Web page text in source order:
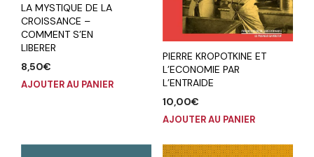
LA MYSTIQUE DE LA
CROISSANCE –
COMMENT S’EN
LIBERER
8,50€
AJOUTER AU PANIER
PIERRE KROPOTKINE ET
L’ECONOMIE PAR
L’ENTRAIDE
10,00€
AJOUTER AU PANIER